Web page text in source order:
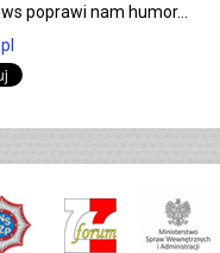
poprawi nam humor…